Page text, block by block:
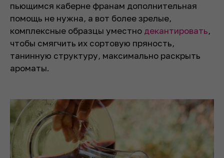
пьющимся каберне франам дополнительная
помощь не нужна, а вот более зрелые,
комплексные образцы уместно декантировать,
чтобы смягчить их сортовую пряность,
танинную структуру, максимально раскрыть
ароматы.